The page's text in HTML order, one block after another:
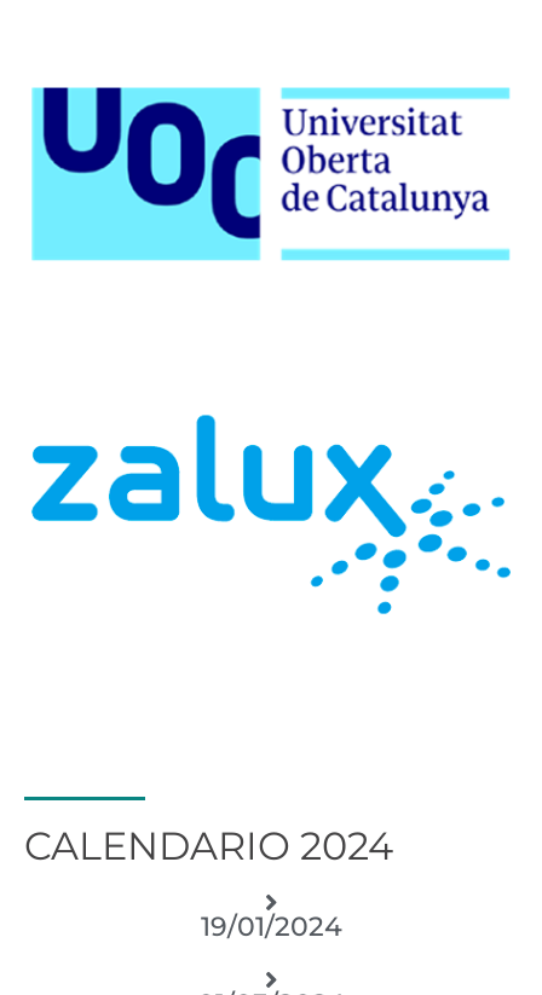
CALENDARIO 2024
19/01/2024